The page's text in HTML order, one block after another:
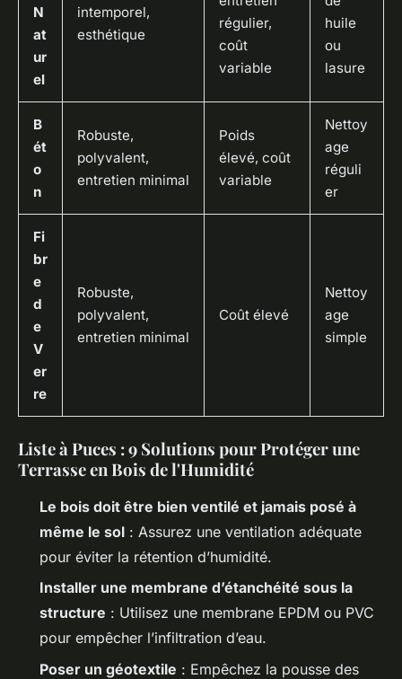
N
at
ur
el
intemporel,
esthétique
régulier,
coût
variable
huile
ou
lasure
B
ét
o
n
Robuste,
polyvalent,
entretien minimal
Poids
élevé, coût
variable
Nettoy
age
réguli
er
Fi
br
e
d
e
V
er
re
Robuste,
polyvalent,
entretien minimal
Coût élevé
Nettoy
age
simple
Liste à Puces : 9 Solutions pour Protéger une
Terrasse en Bois de l'Humidité
Le bois doit être bien ventilé et jamais posé à
même le sol : Assurez une ventilation adéquate
pour éviter la rétention d’humidité.
Installer une membrane d’étanchéité sous la
structure : Utilisez une membrane EPDM ou PVC
pour empêcher l’infiltration d’eau.
Poser un géotextile : Empêchez la pousse des